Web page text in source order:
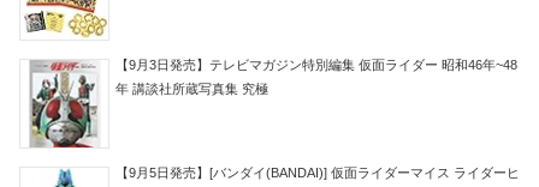
【9月3日発売】テレビマガジン特別編集 仮面ライダー 昭和46年~48
年 講談社所蔵写真集 究極
【9月5日発売】[バンダイ(BANDAI)] 仮面ライダーマイス ライダーヒ